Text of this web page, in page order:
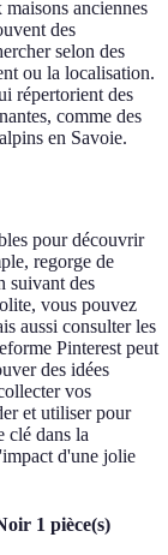
anciennes
des
selon des
ou la localisation.
répertorient des
comme des
en Savoie.
pour découvrir
regorge de
suivant des
vous pouvez
aussi consulter les
Pinterest peut
des idées
vos
et utiliser pour
clé dans la
d'une jolie
1 pièce(s)